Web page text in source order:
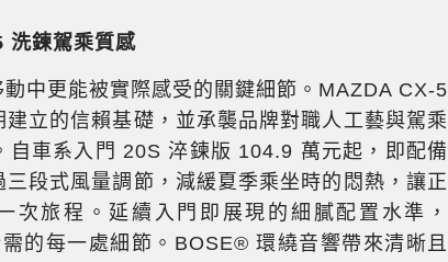
洗鍊駕乘質感
中更能被實際感受的關鍵細節。MAZDA CX-5
立的信賴基礎，並承襲品牌對職人工藝與駕乘
車系入門 20S 淬鍊版 104.9 萬元起，即配備
段式風量調節，減緩夏季乘坐時的悶熱，讓正
次旅程。延續入門即展現的細膩配置水準，
的每一處細節。BOSE® 環繞音響帶來清晰且